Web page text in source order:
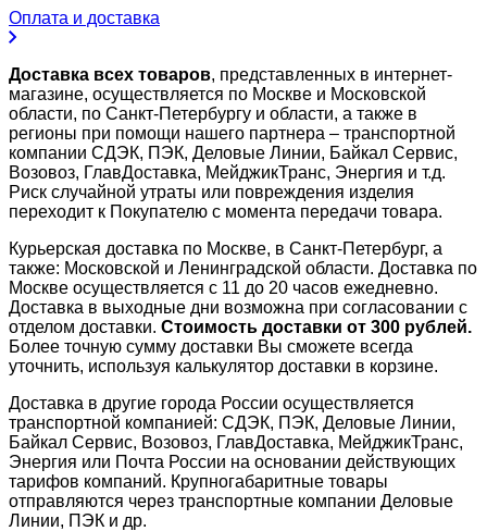
Оплата и доставка
Доставка всех товаров, представленных в интернет-
магазине, осуществляется по Москве и Московской
области, по Санкт-Петербургу и области, а также в
регионы при помощи нашего партнера – транспортной
компании СДЭК, ПЭК, Деловые Линии, Байкал Сервис,
Возовоз, ГлавДоставка, МейджикТранс, Энергия и т.д.
Риск случайной утраты или повреждения изделия
переходит к Покупателю с момента передачи товара.
Курьерская доставка по Москве, в Санкт-Петербург, а
также: Московской и Ленинградской области. Доставка по
Москве осуществляется с 11 до 20 часов ежедневно.
Доставка в выходные дни возможна при согласовании с
отделом доставки. Стоимость доставки от 300 рублей.
Более точную сумму доставки Вы сможете всегда
уточнить, используя калькулятор доставки в корзине.
Доставка в другие города России осуществляется
транспортной компанией: СДЭК, ПЭК, Деловые Линии,
Байкал Сервис, Возовоз, ГлавДоставка, МейджикТранс,
Энергия или Почта России на основании действующих
тарифов компаний. Крупногабаритные товары
отправляются через транспортные компании Деловые
Линии, ПЭК и др.